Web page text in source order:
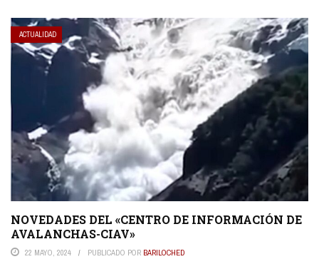
ACTUALIDAD
NOVEDADES DEL «CENTRO DE INFORMACIÓN DE
AVALANCHAS-CIAV»
22 MAYO, 2024 PUBLICADO POR BARILOCHED